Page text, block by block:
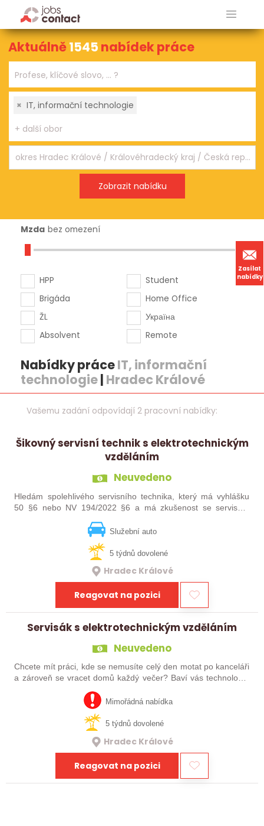
Zasílat
nabídky
Aktuálně1545 nabídek práce
× IT, informační technologie
Mzda bez omezení
HPP
Brigáda
ŽL
Absolvent
Student
Home Office
Україна
Remote
Nabídky práceIT, informační
technologie| Hradec Králové
Vašemu zadání odpovídají 2 pracovní nabídky:
Šikovný servisní technik s elektrotechnickým
vzděláním
Neuvedeno
Hledám spolehlivého servisního technika, který má vyhlášku
50 §6 nebo NV 194/2022 §6 a má zkušenost se servisem
jako jsou EZS, EPS, EKV, CCTV.…
Služební auto
5 týdnů dovolené
Hradec Králové
Reagovat na pozici
Servisák s elektrotechnickým vzděláním
Neuvedeno
Chcete mít práci, kde se nemusíte celý den motat po kanceláři
a zároveň se vracet domů každý večer? Baví vás technologie
Přidejte se k nám! Do…
Mimořádná nabídka
5 týdnů dovolené
Hradec Králové
Reagovat na pozici